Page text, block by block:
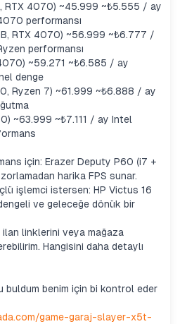
RTX 4070) ~45.999 ~₺5.555 / ay
performansı
RTX 4070) ~56.999 ~₺6.777 /
performansı
~59.271 ~₺6.585 / ay
denge
Ryzen 7) ~61.999 ~₺6.888 / ay
~63.999 ~₺7.111 / ay Intel
için: Erazer Deputy P60 (i7 +
harika FPS sunar.
işlemci istersen: HP Victus 16
ve geleceğe dönük bir
linklerini veya mağaza
Hangisini daha detaylı
buldum benim için bi kontrol eder
game-garaj-slayer-x5t-